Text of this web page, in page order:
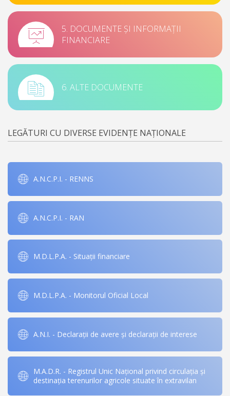
5. DOCUMENTE ȘI INFORMAȚII
FINANCIARE
6. ALTE DOCUMENTE
LEGĂTURI CU DIVERSE EVIDENȚE NAȚIONALE
A.N.C.P.I. - RENNS
A.N.C.P.I. - RAN
M.D.L.P.A. - Situații financiare
M.D.L.P.A. - Monitorul Oficial Local
A.N.I. - Declarații de avere și declarații de interese
M.A.D.R. - Registrul Unic Național privind circulația și
destinația terenurilor agricole situate în extravilan